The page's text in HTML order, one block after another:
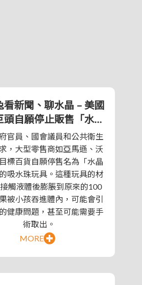
看新聞、聊水晶 – 美國
頭自願停止販售「水晶
寶寶」
官員、國會議員和公共衛生
，大型零售商如亞馬遜、沃
標百貨自願停售名為「水晶
吸水珠玩具。這種玩具的材
觸液體後膨脹到原來的100
被小孩吞進體內，可能會引
健康問題，甚至可能需要手
術取出。